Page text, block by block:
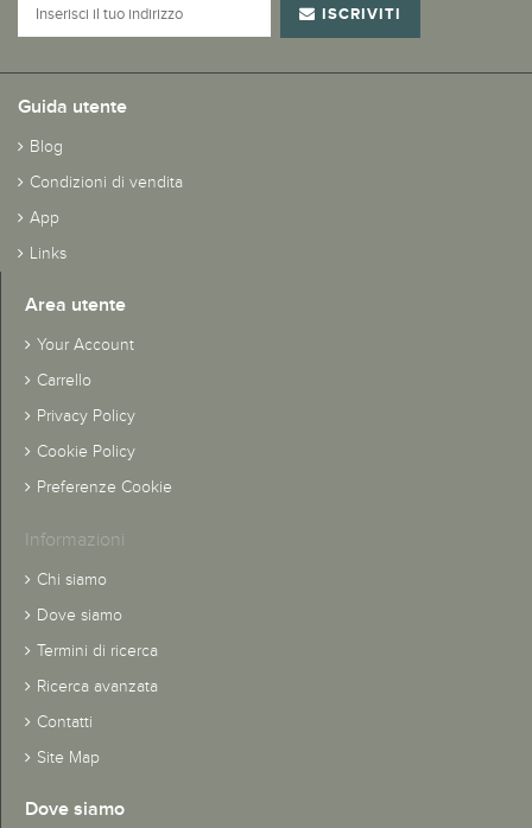
ISCRIVITI
Guida utente
Blog
Condizioni di vendita
App
Links
Area utente
Your Account
Carrello
Privacy Policy
Cookie Policy
Preferenze Cookie
Informazioni
Chi siamo
Dove siamo
Termini di ricerca
Ricerca avanzata
Contatti
Site Map
Dove siamo